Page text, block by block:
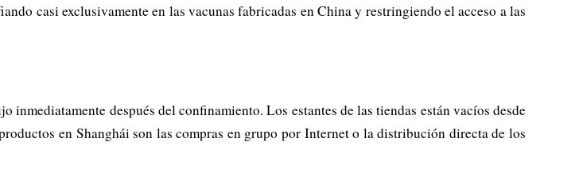
casi exclusivamente en las vacunas fabricadas en China y restringiendo el acceso a las
después del confinamiento. Los estantes de las tiendas están vacíos desde
en Shanghái son las compras en grupo por Internet o la distribución directa de los